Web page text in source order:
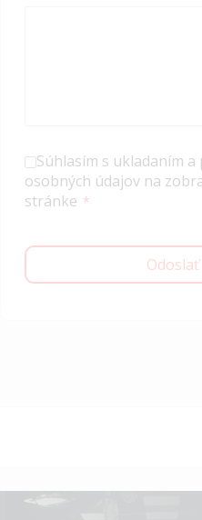
Súhlasím s ukladaním
osobných údajov na
stránke